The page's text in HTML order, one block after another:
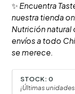
✨ Encuentra
nuestra tienda
Nutrición
envíos a todo
se merece.
STOCK: 0
¡Últimas